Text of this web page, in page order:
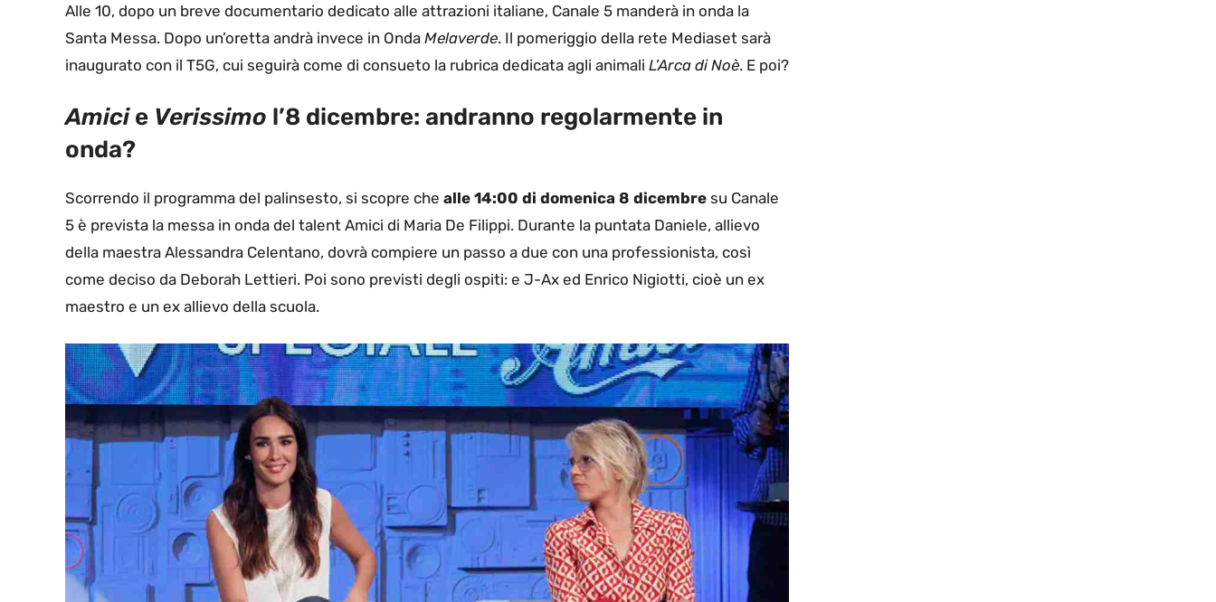
Alle 10, dopo un breve documentario dedicato alle attrazioni italiane, Canale 5 manderà in onda la
Santa Messa. Dopo un’oretta andrà invece in Onda Melaverde. Il pomeriggio della rete Mediaset sarà
inaugurato con il T5G, cui seguirà come di consueto la rubrica dedicata agli animali L’Arca di Noè. E poi?
Amicie Verissimo l’8 dicembre: andranno regolarmente in
onda?
Scorrendo il programma del palinsesto, si scopre che alle 14:00 di domenica 8 dicembre su Canale
5 è prevista la messa in onda del talent Amici di Maria De Filippi. Durante la puntata Daniele, allievo
della maestra Alessandra Celentano, dovrà compiere un passo a due con una professionista, così
come deciso da Deborah Lettieri. Poi sono previsti degli ospiti: e J-Ax ed Enrico Nigiotti, cioè un ex
maestro e un ex allievo della scuola.